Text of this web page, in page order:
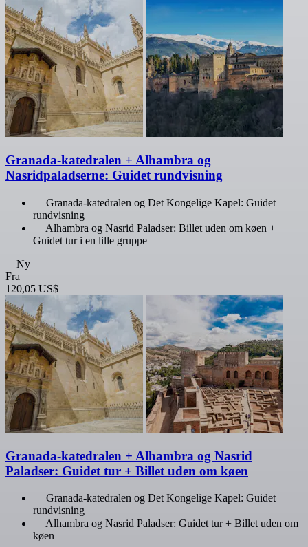
Granada-katedralen + Alhambra og
Nasridpaladserne: Guidet rundvisning
Granada-katedralen og Det Kongelige Kapel: Guidet
rundvisning
Alhambra og Nasrid Paladser: Billet uden om køen +
Guidet tur i en lille gruppe
Ny
Fra
120,05 US$
Granada-katedralen + Alhambra og Nasrid
Paladser: Guidet tur + Billet uden om køen
Granada-katedralen og Det Kongelige Kapel: Guidet
rundvisning
Alhambra og Nasrid Paladser: Guidet tur + Billet uden om
køen